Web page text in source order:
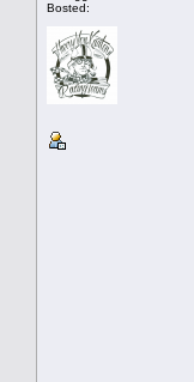
Bosted: